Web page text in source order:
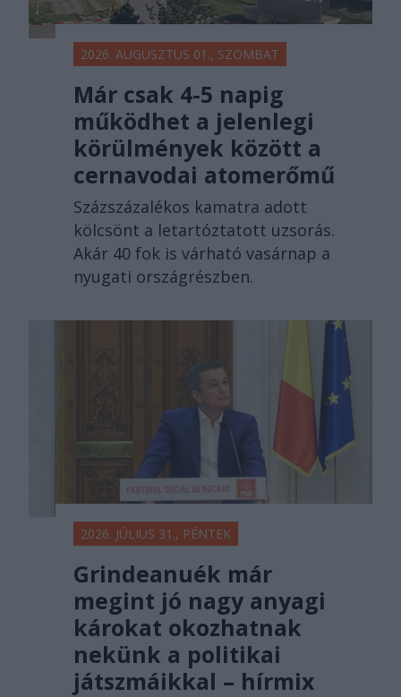
2026. AUGUSZTUS 01., SZOMBAT
Már csak 4-5 napig
működhet a jelenlegi
körülmények között a
cernavodai atomerőmű
Százszázalékos kamatra adott
kölcsönt a letartóztatott uzsorás.
Akár 40 fok is várható vasárnap a
nyugati országrészben.
2026. JÚLIUS 31., PÉNTEK
Grindeanuék már
megint jó nagy anyagi
károkat okozhatnak
nekünk a politikai
játszmáikkal – hírmix